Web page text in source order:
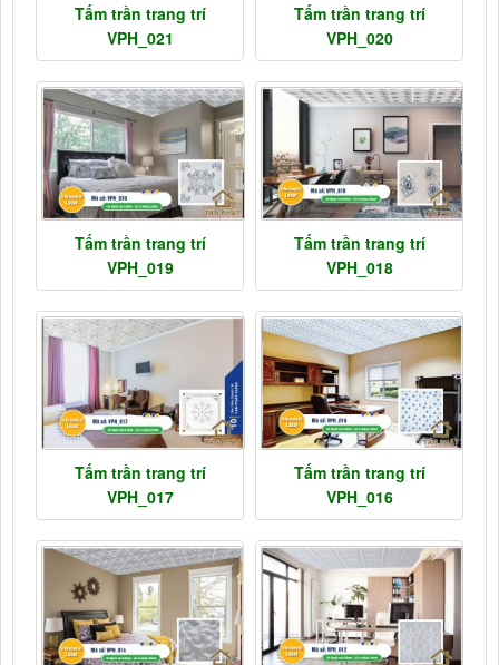
Tấm trần trang trí
VPH_021
Tấm trần trang trí
VPH_020
Tấm trần trang trí
VPH_019
Tấm trần trang trí
VPH_018
Tấm trần trang trí
VPH_017
Tấm trần trang trí
VPH_016